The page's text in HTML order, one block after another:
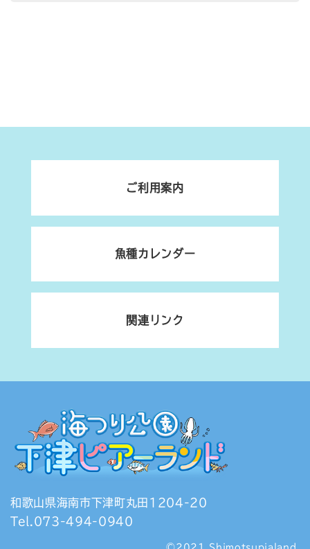
ご利用案内
魚種カレンダー
関連リンク
和歌山県海南市下津町丸田1204-20
Tel.073-494-0940